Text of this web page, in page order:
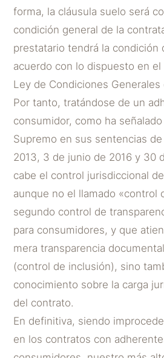
forma, la cláusula suelo será
condición general de la
prestatario tendrá la condición
acuerdo con lo dispuesto en
Ley de Condiciones Generales
Por tanto, tratándose de un
consumidor, como ha
Supremo en sus sentencias
2013, 3 de junio de 2016 y 30
cabe el control jurisdiccional
aunque no el llamado «control
segundo control de
para consumidores, y que
mera transparencia
(control de inclusión), sino
conocimiento sobre la carga
del contrato.
En definitiva, siendo
en los contratos con